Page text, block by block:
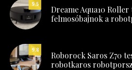
9.5
Dreame Aqua10 Roller
felmosóbajnok a
9.8
Roborock Saros Z70
robotkaros